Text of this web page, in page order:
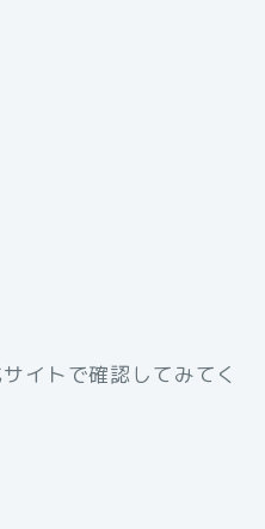
イトで確認してみてく